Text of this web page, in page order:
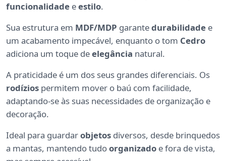
funcionalidade eestilo.
Sua estrutura em MDF/MDP garantedurabilidade e
um acabamento impecável, enquanto o tom Cedro
adiciona um toque deelegância natural.
A praticidade é um dos seus grandes diferenciais. Os
rodízios permitem mover o baú com facilidade,
adaptando-se às suas necessidades de organização e
decoração.
Ideal para guardarobjetos diversos, desde brinquedos
a mantas, mantendo tudoorganizado e fora de vista,